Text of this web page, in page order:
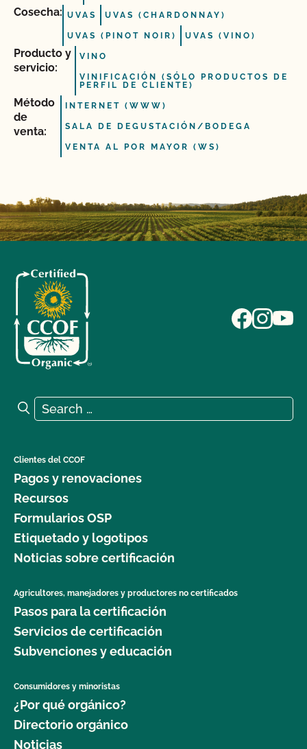
Cosecha: UVAS UVAS (CHARDONNAY)
UVAS (PINOT NOIR) UVAS (VINO)
Producto y
servicio:
VINO
VINIFICACIÓN (SÓLO PRODUCTOS DE
PERFIL DE CLIENTE)
Método
de
venta:
INTERNET (WWW)
SALA DE DEGUSTACIÓN/BODEGA
VENTA AL POR MAYOR (WS)
Search for:
Search
Clientes del CCOF
Pagos y renovaciones
Recursos
Formularios OSP
Etiquetado y logotipos
Noticias sobre certificación
Agricultores, manejadores y productores no certificados
Pasos para la certificación
Servicios de certificación
Subvenciones y educación
Consumidores y minoristas
¿Por qué orgánico?
Directorio orgánico
Noticias